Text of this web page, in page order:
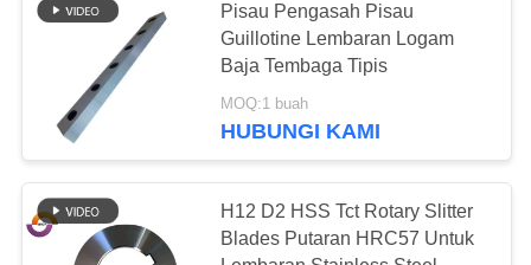
KEBIJAKAN
PRIVASI
Pisau Pengasah Pisau
Guillotine Lembaran Logam
Baja Tembaga Tipis
MOQ:1 buah
HUBUNGI KAMI
H12 D2 HSS Tct Rotary Slitter
Blades Putaran HRC57 Untuk